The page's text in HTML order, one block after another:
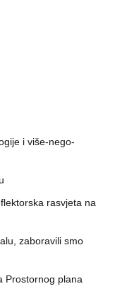
i više-nego-
rasvjeta na
zaboravili smo
Prostornog plana